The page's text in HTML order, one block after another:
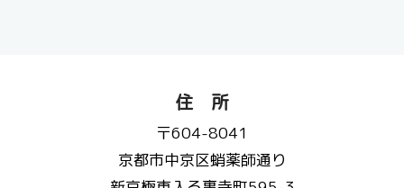
住 所
〒604-8041
京都市中京区蛸薬師通り